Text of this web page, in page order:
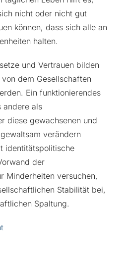
nicht oder nicht gut
können, dass sich alle an
halten.
und Vertrauen bilden
dem Gesellschaften
Ein funktionierendes
andere als
diese gewachsenen und
verändern
identitätspolitische
der
Minderheiten versuchen,
Stabilität bei,
Spaltung.